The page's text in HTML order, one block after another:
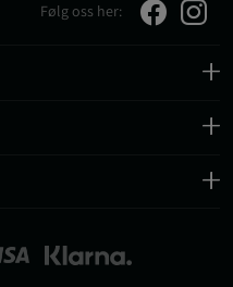
Følg oss her: